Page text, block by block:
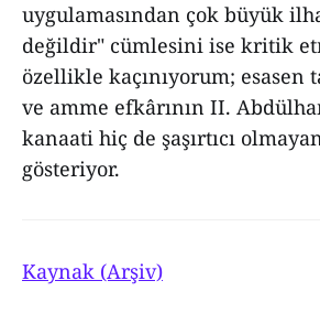
uygulamasından çok büyük
değildir" cümlesini ise kritik
özellikle kaçınıyorum; esasen
ve amme efkârının II.
kanaati hiç de şaşırtıcı
gösteriyor.
Kaynak (Arşiv)